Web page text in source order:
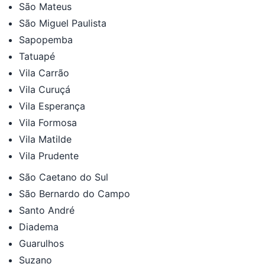
São Mateus
São Miguel Paulista
Sapopemba
Tatuapé
Vila Carrão
Vila Curuçá
Vila Esperança
Vila Formosa
Vila Matilde
Vila Prudente
São Caetano do Sul
São Bernardo do Campo
Santo André
Diadema
Guarulhos
Suzano